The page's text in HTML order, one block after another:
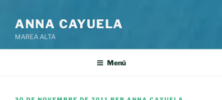
ANNA CAYUELA
MAREA ALTA
Menú